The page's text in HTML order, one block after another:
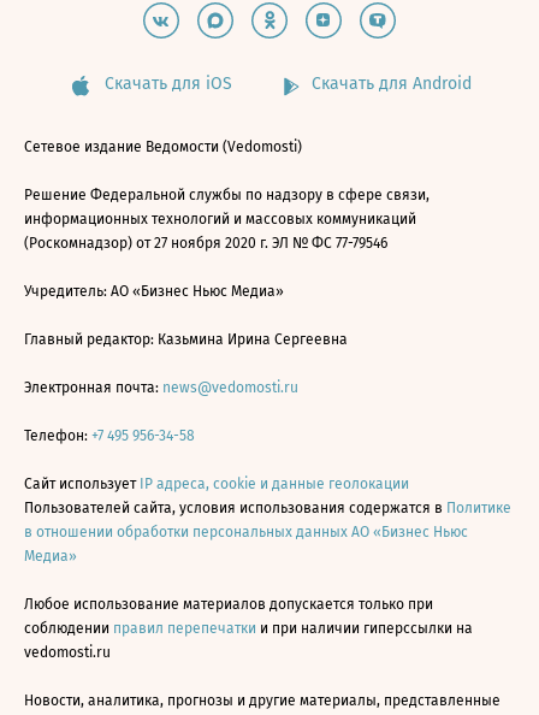
Скачать для iOS Скачать для Android
Сетевое издание Ведомости (Vedomosti)
Решение Федеральной службы по надзору в сфере связи,
информационных технологий и массовых коммуникаций
(Роскомнадзор) от 27 ноября 2020 г. ЭЛ № ФС 77-79546
Учредитель: АО «Бизнес Ньюс Медиа»
Главный редактор: Казьмина Ирина Сергеевна
Электронная почта: news@vedomosti.ru
Телефон: +7 495 956-34-58
Сайт использует IP адреса, cookie и данные геолокации
Пользователей сайта, условия использования содержатся в Политике
в отношении обработки персональных данных АО «Бизнес Ньюс
Медиа»
Любое использование материалов допускается только при
соблюдении правил перепечатки и при наличии гиперссылки на
vedomosti.ru
Новости, аналитика, прогнозы и другие материалы, представленные